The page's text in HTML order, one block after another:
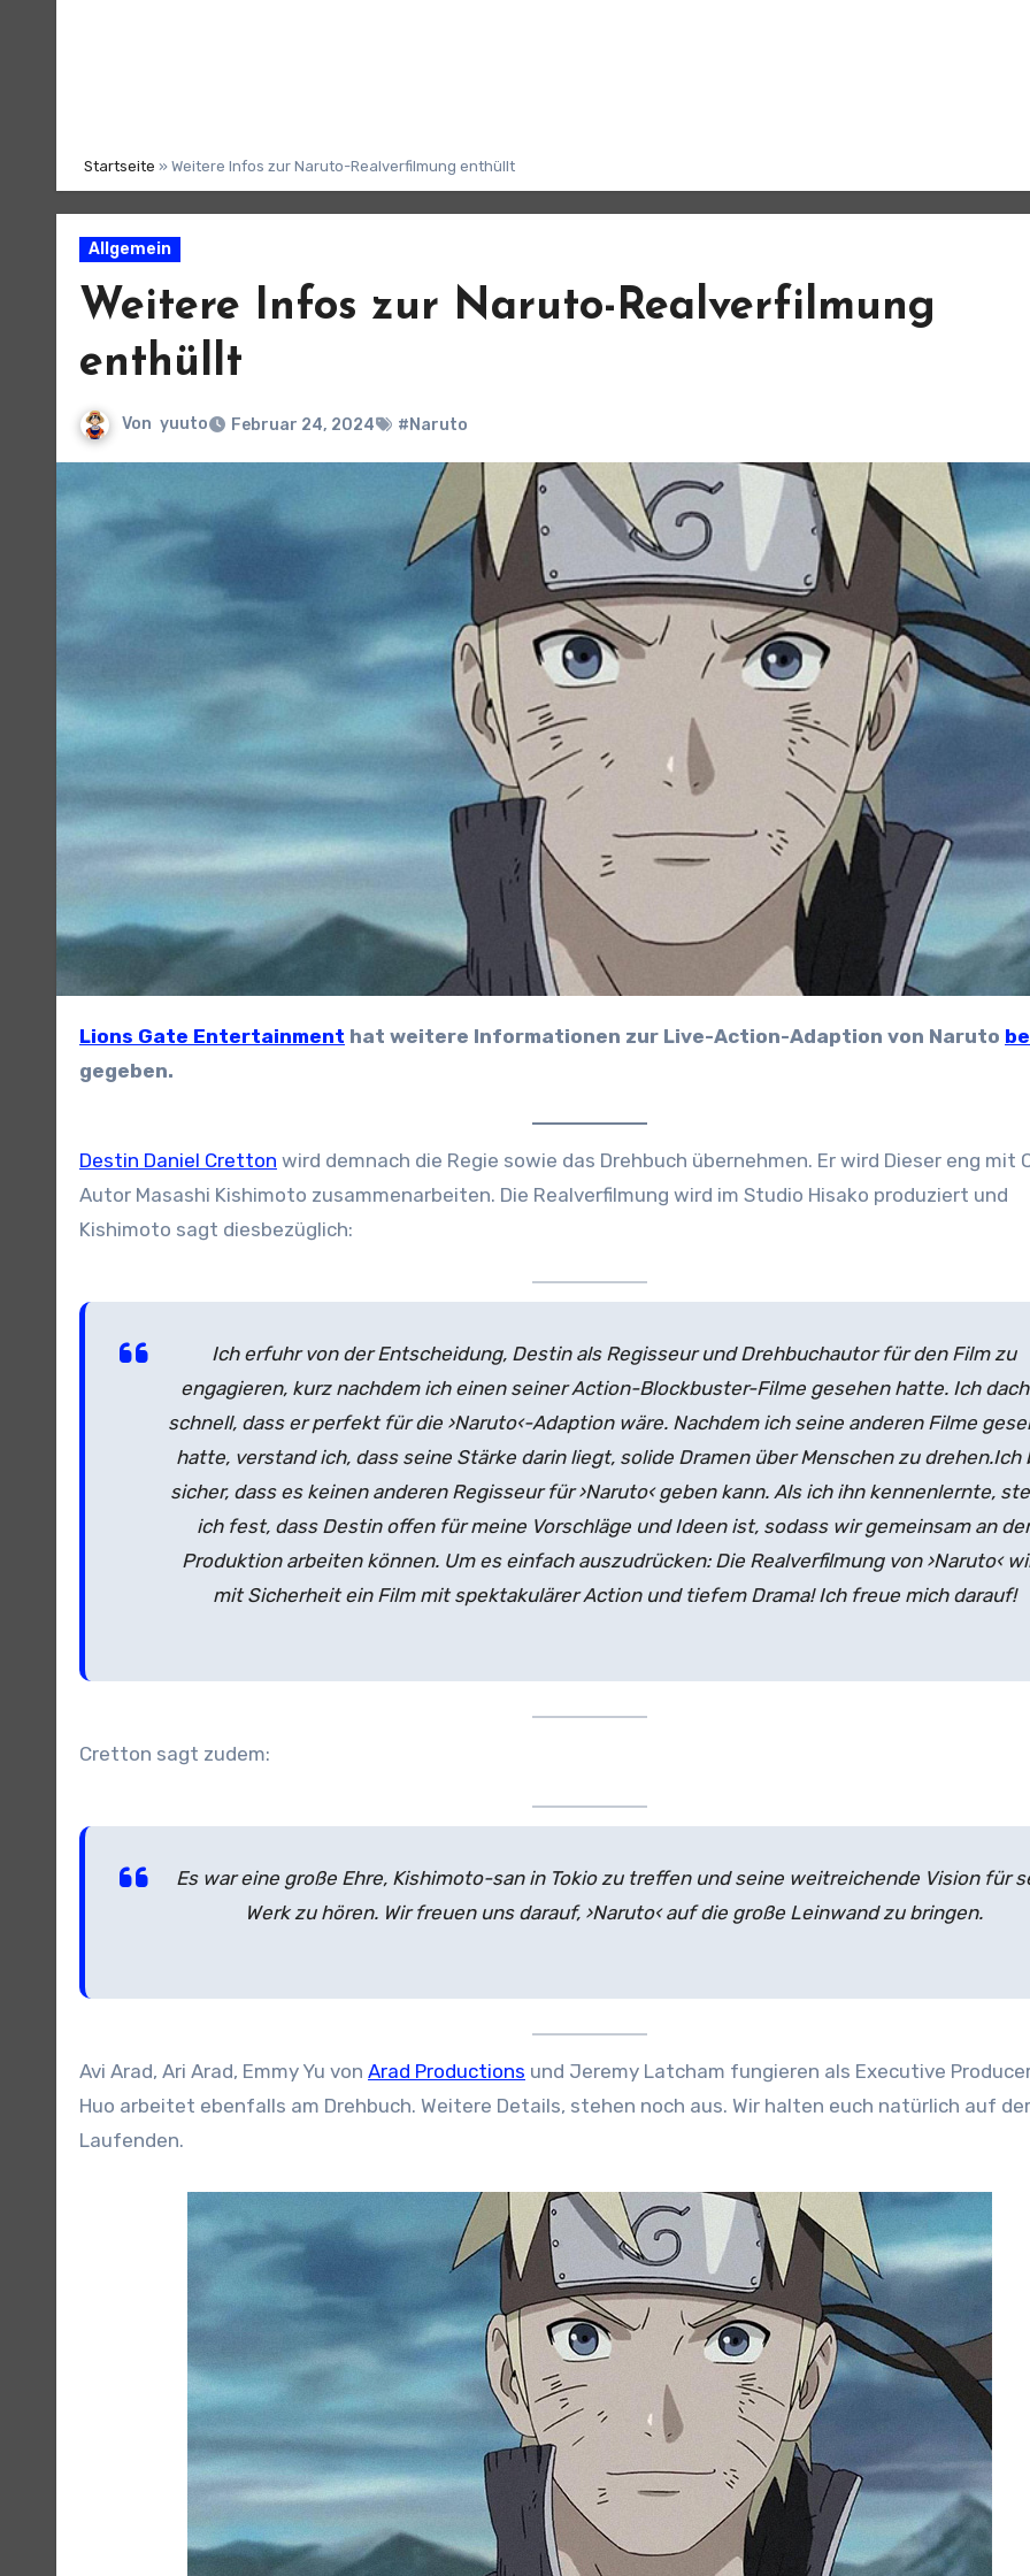
Startseite » Weitere Infos zur Naruto-Realverfilmung enthüllt
Allgemein
Weitere Infos zur Naruto-Realverfilmung
enthüllt
Von yuuto Februar 24, 2024 #Naruto
Lions Gate Entertainment hat weitere Informationen zur Live-Action-Adaption von Naruto
gegeben.
Destin Daniel Cretton wird demnach die Regie sowie das Drehbuch übernehmen. Er wird Dieser eng mit
Autor Masashi Kishimoto zusammenarbeiten. Die Realverfilmung wird im Studio Hisako produziert und
Kishimoto sagt diesbezüglich:
Ich erfuhr von der Entscheidung, Destin als Regisseur und Drehbuchautor für den Film zu
engagieren, kurz nachdem ich einen seiner Action-Blockbuster-Filme gesehen hatte. Ich
schnell, dass er perfekt für die ›Naruto‹-Adaption wäre. Nachdem ich seine anderen Filme
hatte, verstand ich, dass seine Stärke darin liegt, solide Dramen über Menschen zu drehen.Ich
sicher, dass es keinen anderen Regisseur für ›Naruto‹ geben kann. Als ich ihn kennenlernte,
ich fest, dass Destin offen für meine Vorschläge und Ideen ist, sodass wir gemeinsam an der
Produktion arbeiten können. Um es einfach auszudrücken: Die Realverfilmung von ›Naruto‹
mit Sicherheit ein Film mit spektakulärer Action und tiefem Drama! Ich freue mich darauf!
Cretton sagt zudem:
Es war eine große Ehre, Kishimoto-san in Tokio zu treffen und seine weitreichende Vision für
Werk zu hören. Wir freuen uns darauf, ›Naruto‹ auf die große Leinwand zu bringen.
Avi Arad, Ari Arad, Emmy Yu von Arad Productions und Jeremy Latcham fungieren als Executive
Huo arbeitet ebenfalls am Drehbuch. Weitere Details, stehen noch aus. Wir halten euch natürlich auf
Laufenden.